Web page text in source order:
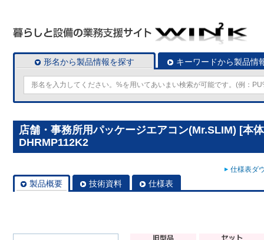
形名から製品情報を探す キーワードから製品情
店舗・事務所用パッケージエアコン(Mr.SLIM) [本
DHRMP112K2
仕様表ダ
製品概要 技術資料 仕様表